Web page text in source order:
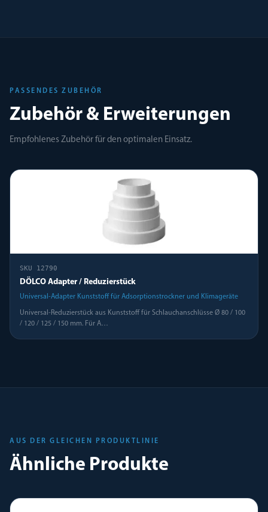
PASSENDES ZUBEHÖR
Zubehör & Erweiterungen
Empfohlenes Zubehör für den optimalen Einsatz.
SKU 12790
DÖLCO Adapter / Reduzierstück
Universal-Adapter Kunststoff für Adsorptionstrockner und Klimageräte
Universal-Reduzierstück aus Kunststoff für Schlauchanschlüsse Ø 80 / 100
/ 120 / 125 / 150 mm. Für A…
AUS DER GLEICHEN PRODUKTLINIE
Ähnliche Produkte